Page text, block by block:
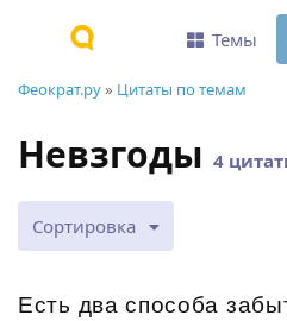
Феократ.ру» Цитаты по темам
Невзгоды 4
Сортировка
Есть два способа
Темы